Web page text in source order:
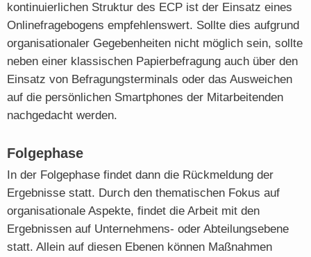
kontinuierlichen Struktur des ECP ist der Einsatz eines
Onlinefragebogens empfehlenswert. Sollte dies aufgrund
organisationaler Gegebenheiten nicht möglich sein, sollte
neben einer klassischen Papierbefragung auch über den
Einsatz von Befragungsterminals oder das Ausweichen
auf die persönlichen Smartphones der Mitarbeitenden
nachgedacht werden.
Folgephase
In der Folgephase findet dann die Rückmeldung der
Ergebnisse statt. Durch den thematischen Fokus auf
organisationale Aspekte, findet die Arbeit mit den
Ergebnissen auf Unternehmens- oder Abteilungsebene
statt. Allein auf diesen Ebenen können Maßnahmen